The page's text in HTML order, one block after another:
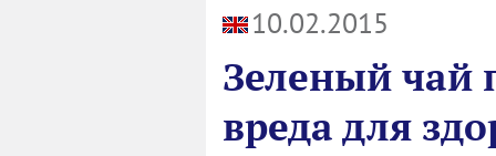
10.02.2015
Зеленый чай
вреда для